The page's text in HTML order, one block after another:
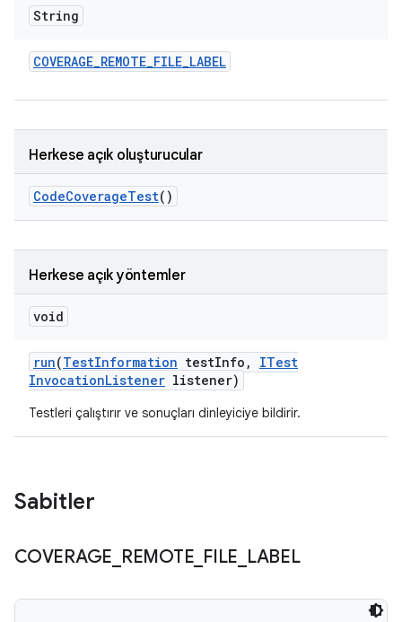
String
COVERAGE_REMOTE_FILE_LABEL
Herkese açık oluşturucular
CodeCoverageTest()
Herkese açık yöntemler
void
run(TestInformation testInfo ,
ITest
InvocationListener listener)
Testleri çalıştırır ve sonuçları dinleyiciye bildirir.
Sabitler
COVERAGE REMOTE FILE LABEL